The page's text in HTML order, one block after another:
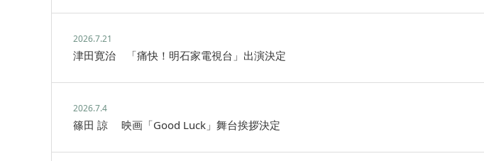
2026.7.21
津田寛治 「痛快！明石家電視台」出演決定
2026.7.4
篠田 諒 映画「Good Luck」舞台挨拶決定